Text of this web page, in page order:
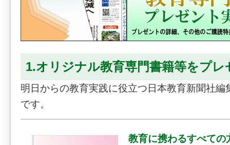
1.オリジナル教育専門書籍等をプレ
明日からの教育実践に役立つ日本教育新聞社編
です。
教育に携わるすべての